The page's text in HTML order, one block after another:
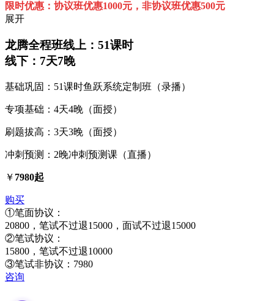
限时优惠：协议班优惠1000元，非协议班优惠500元
展开
龙腾全程班线上：51课时
线下：7天7晚
基础巩固：51课时鱼跃系统定制班（录播）
专项基础：4天4晚（面授）
刷题拔高：3天3晚（面授）
冲刺预测：2晚冲刺预测课（直播）
￥ 7980起
购买
①笔面协议：
20800，笔试不过退15000，面试不过退15000
②笔试协议：
15800，笔试不过退10000
③笔试非协议：7980
咨询